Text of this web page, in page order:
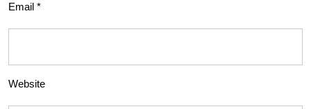
Email *
Website